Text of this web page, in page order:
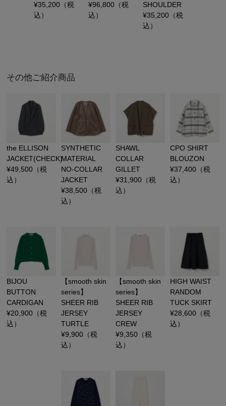
¥35,200 （税
込）
¥96,800 （税
込）
SHOULDER
¥35,200（税
込）
その他ご紹介商品
the ELLISON
JACKET(CHECK)
¥49,500 （税
込）
SYNTHETIC
MATERIAL
NO-COLLAR
JACKET
¥38,500 （税
込）
SHAWL
COLLAR
GILLET
¥31,900（税
込）
CPO SHIRT
BLOUZON
¥37,400（税
込）
BIJOU
BUTTON
CARDIGAN
¥20,900 （税
込）
【smooth skin
series】
SHEER RIB
JERSEY
TURTLE
¥9,900 （税
込）
【smooth skin
series】
SHEER RIB
JERSEY
CREW
¥9,350（税
込）
HIGH WAIST
RANDOM
TUCK SKIRT
¥28,600（税
込）